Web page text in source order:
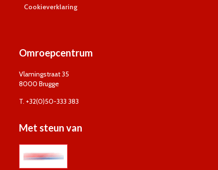
Cookieverklaring
Omroepcentrum
Vlamingstraat 35
8000 Brugge
T. +32(0)50-333 383
Met steun van